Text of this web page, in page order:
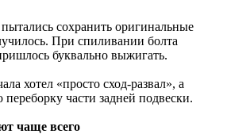
сохранить оригинальные
При спиливании болта
буквально выжигать.
хотел «просто сход-развал», а
части задней подвески.
чаще всего